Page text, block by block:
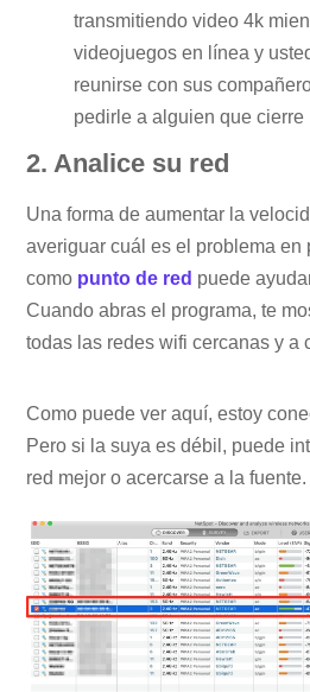
transmitiendo video 4k
videojuegos en línea y
reunirse con sus
pedirle a alguien que cierre
2. Analice su red
Una forma de aumentar la
averiguar cuál es el problema en
como punto de red puede
Cuando abras el programa, te
todas las redes wifi cercanas y a
Como puede ver aquí, estoy
Pero si la suya es débil, puede
red mejor o acercarse a la fuente.